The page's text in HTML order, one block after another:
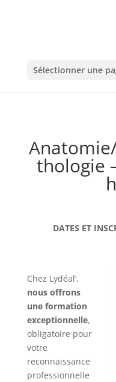
Sélectionner une
thologie
DATES ET
Chez Lydéal’,
nous offrons
une formation
exceptionnelle,
obligatoire pour
votre
reconnaissance
professionnelle